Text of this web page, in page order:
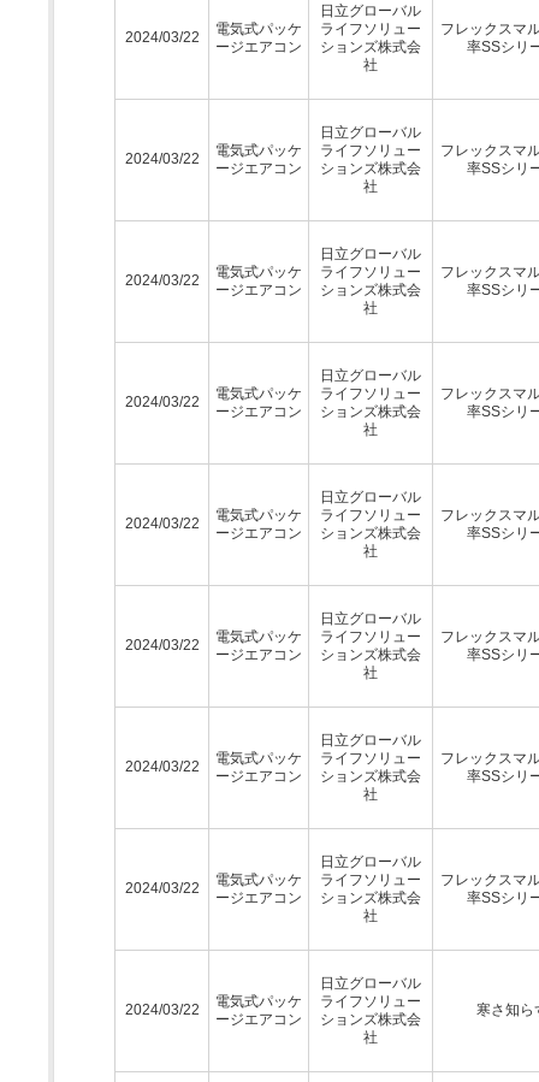
2024/03/22
電気式パッケ
ージエアコン
日立グローバル
ライフソリュー
ションズ株式会
社
フレックスマ
率SSシリ
2024/03/22
電気式パッケ
ージエアコン
日立グローバル
ライフソリュー
ションズ株式会
社
フレックスマ
率SSシリ
2024/03/22
電気式パッケ
ージエアコン
日立グローバル
ライフソリュー
ションズ株式会
社
フレックスマ
率SSシリ
2024/03/22
電気式パッケ
ージエアコン
日立グローバル
ライフソリュー
ションズ株式会
社
フレックスマ
率SSシリ
2024/03/22
電気式パッケ
ージエアコン
日立グローバル
ライフソリュー
ションズ株式会
社
フレックスマ
率SSシリ
2024/03/22
電気式パッケ
ージエアコン
日立グローバル
ライフソリュー
ションズ株式会
社
フレックスマ
率SSシリ
2024/03/22
電気式パッケ
ージエアコン
日立グローバル
ライフソリュー
ションズ株式会
社
フレックスマ
率SSシリ
2024/03/22
電気式パッケ
ージエアコン
日立グローバル
ライフソリュー
ションズ株式会
社
フレックスマ
率SSシリ
2024/03/22
電気式パッケ
ージエアコン
日立グローバル
ライフソリュー
ションズ株式会
社
寒さ知ら